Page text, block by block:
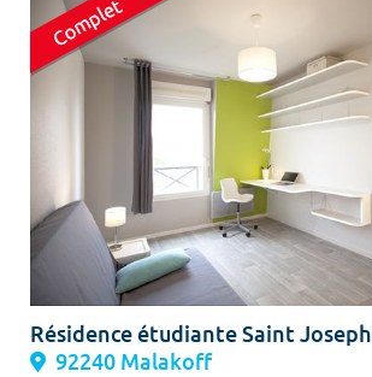
Résidence étudiante Saint Joseph
92240 Malakoff